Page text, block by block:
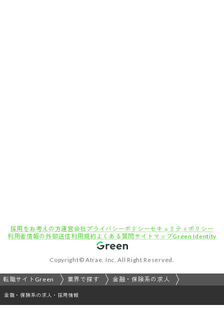
採用をお考えの方運営会社 プライバシーポリシーセキュリティポリシー
利用者情報の外部送信利用規約 よくある質問 サイトマップGreen Identity
Copyright© Atrae, Inc. All Right Reserved.
転職サイトGreen 業界で探す 金融・保険系の求人
金融・保険系の求人・採用情報